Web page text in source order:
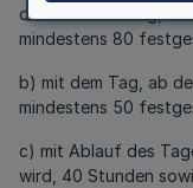
oder mit dem Tag, ab
mindestens 80
b) mit dem Tag, ab
mindestens 50
c) mit Ablauf des
wird, 40 Stunden